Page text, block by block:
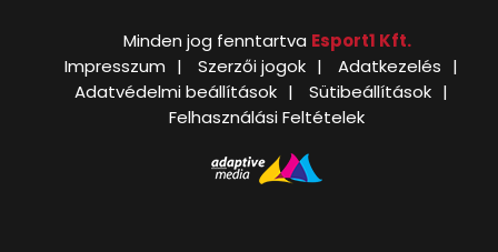
Minden jog fenntartva Esport1 Kft.
Impresszum
Szerzői jogok
Adatkezelés
Adatvédelmi beállítások
Sütibeállítások
Felhasználási Feltételek